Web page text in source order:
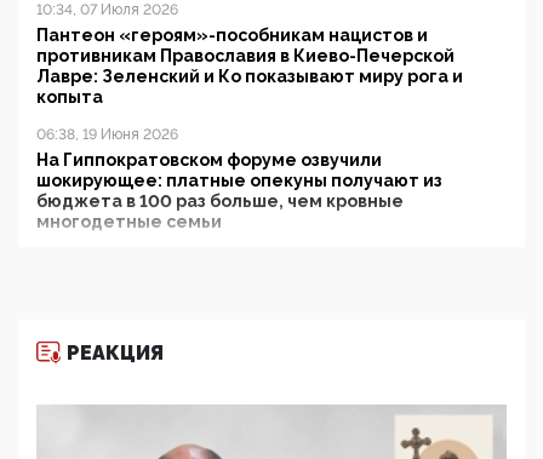
10:34, 07 Июля 2026
Пантеон «героям»-пособникам нацистов и
противникам Православия в Киево-Печерской
Лавре: Зеленский и Ко показывают миру рога и
копыта
06:38, 19 Июня 2026
На Гиппократовском форуме озвучили
шокирующее: платные опекуны получают из
бюджета в 100 раз больше, чем кровные
многодетные семьи
11:53, 09 Июня 2026
деятельность ИИТО ЮНЕСКО в России, но
цифроглобалисты продолжают определять
повестку в образовании
РЕАКЦИЯ